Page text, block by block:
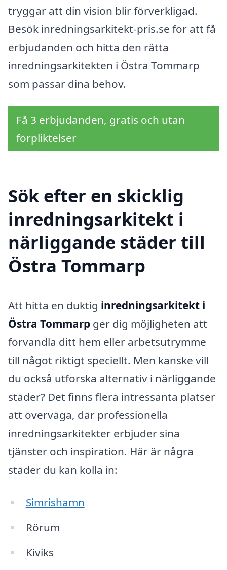
tryggar att din vision blir förverkligad.
Besök inredningsarkitekt-pris.se för att få
erbjudanden och hitta den rätta
inredningsarkitekten i Östra Tommarp
som passar dina behov.
Få 3 erbjudanden, gratis och utan
förpliktelser
Sök efter en skicklig
inredningsarkitekt i
närliggande städer till
Östra Tommarp
Att hitta en duktig inredningsarkitekt i
Östra Tommarp ger dig möjligheten att
förvandla ditt hem eller arbetsutrymme
till något riktigt speciellt. Men kanske vill
du också utforska alternativ i närliggande
städer? Det finns flera intressanta platser
att överväga, där professionella
inredningsarkitekter erbjuder sina
tjänster och inspiration. Här är några
städer du kan kolla in:
Simrishamn
Rörum
Kiviks